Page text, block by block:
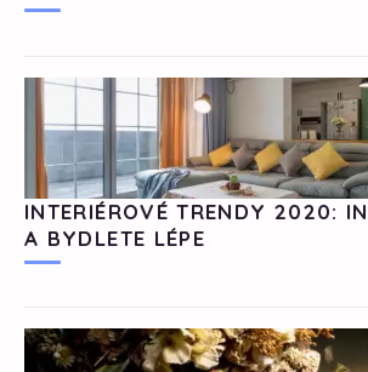
INTERIÉROVÉ TRENDY 2020:
A BYDLETE LÉPE